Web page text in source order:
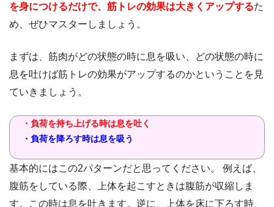
を身につけるだけで、筋トレの効果は大きくアップするた
め、ぜひマスターしましょう。
まずは、筋肉がどの状態の時に息を吸い、どの状態の時に
息を吐けば筋トレの効果がアップするのかということを見
ていきましょう。
・負荷を持ち上げる時は息を吐く
・負荷を降ろす時は息を吸う
基本的にはこの2パターンだと思ってください。 例えば、
腹筋をしている際、上体を起こすときは腹筋が収縮しま
す。この時は息を吐きます。逆に、上体を床に下ろす時、